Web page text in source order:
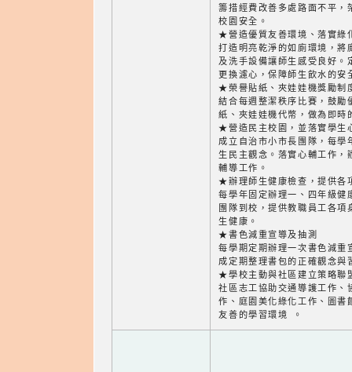
籌措經費改善多處路面不平，
校園安全。
★營造優質友善環境、落實綠
打造明亮乾淨的如廁環境，將
及洗手設備讓師生感受良好。
更換濾心，保障師生飲水的安
★榮譽貼紙、夾娃娃機獎勵制
結合每週整潔秩序比賽，鼓勵
紙、夾娃娃機代幣，做為即時
★營造民主校園，並落實學生
成立自治市小市長團隊，每學
生民主觀念。落實心輔工作，
輔導工作。
★辦理師生健康檢查，提供各
每學年固定辦理一、四年級健
團隊到校，提供教職員工各
生健康。
★書色減重宣導及抽測
每學期定期辦理一次書色減重
成定期整理書包的正確觀念與
★學校主動與社區建立策略聯
社區志工協助交通導護工作、
作、庭園美化綠化工作、圖書
友善的學習環境 。